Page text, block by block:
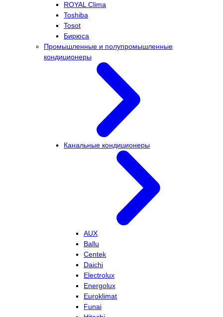
ROYAL Clima
Toshiba
Tosot
Бирюса
Промышленные и полупромышленные
кондиционеры
Канальные кондиционеры
AUX
Ballu
Centek
Daichi
Electrolux
Energolux
Euroklimat
Funai